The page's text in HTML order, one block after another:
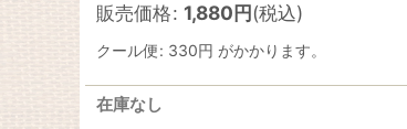
販売価格: 1,880円(税込)
クール便: 330円 がかかります。
在庫なし